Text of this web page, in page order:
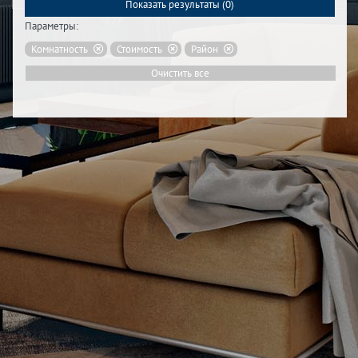
Показать результаты (0)
Параметры:
Комнатность
Стоимость
Район
Очистить все